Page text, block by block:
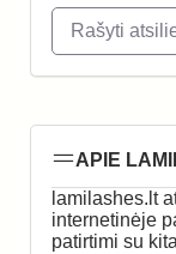
Rašyti
APIE
lamilashes.lt
internetinėje
patirtimi su